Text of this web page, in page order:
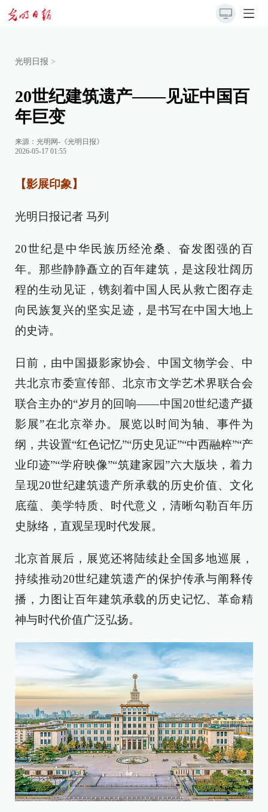
光明日报 >
20世纪建筑遗产——见证中国百
年巨变
来源： 光明网-《光明日报》
2026-05-17 01:55
【影展印象】
光明日报记者 马列
20世纪是中华民族历经沧桑、奋发图强的百
年。那些静静矗立的百年建筑，是这段壮阔历
程的生动见证，镌刻着中国人民从救亡图存走
向民族复兴的坚实足迹，是书写在中国大地上
的史诗。
日前，由中国摄影家协会、中国文物学会、中
共北京市委宣传部、北京市文学艺术界联合会
联合主办的“岁月的回响——中国20世纪遗产摄
影展”在北京举办。展览以时间为轴、事件为
纲，共设置“红色记忆”“历史见证”“中西融粹”“产
业印迹”“学府映像”“筑建家园”六大版块，着力
呈现20世纪建筑遗产所承载的历史价值、文化
底蕴、美学特质、时代意义，清晰勾勒百年历
史脉络，直观呈现时代发展。
北京首展后，展览还将陆续赴全国多地巡展，
持续推动20世纪建筑遗产的保护传承与阐释传
播，力图让百年建筑承载的历史记忆、革命精
神与时代价值广泛弘扬。